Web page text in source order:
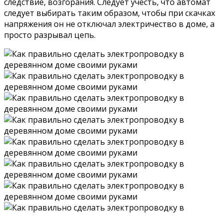
следует выбирать таким образом, чтобы при скачках
напряжения он не отключал электричество в доме, а
просто разрывал цепь.